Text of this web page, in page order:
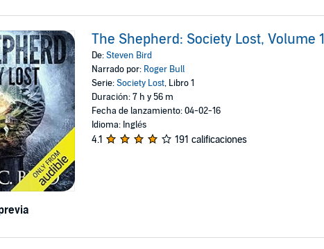
The Shepherd: Society Lost, Volume 1
De:Steven Bird
Narrado por: Roger Bull
Serie:Society Lost, Libro 1
Duración: 7 h y 56 m
Fecha de lanzamiento: 04-02-16
Idioma: Inglés
4.1 191 calificaciones